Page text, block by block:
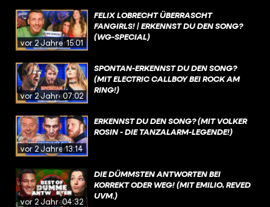
vor 2 Jahren15:01
FELIX LOBRECHT ÜBERRASCHT
FANGIRLS! | ERKENNST DU DEN SONG?
(WG-SPECIAL)
vor 2 Jahren07:02
SPONTAN-ERKENNST DU DEN SONG?
(MIT ELECTRIC CALLBOY BEI ROCK AM
RING!)
vor 2 Jahren13:14
ERKENNST DU DEN SONG? (MIT VOLKER
ROSIN - DIE TANZALARM-LEGENDE!)
vor 2 Jahren04:32
DIE DÜMMSTEN ANTWORTEN BEI
KORREKT ODER WEG! (MIT EMILIO, REVED
UVM.)